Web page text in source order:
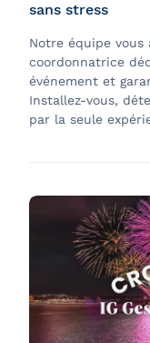
sans stress
Notre équipe vous
coordonnatrice
événement et
Installez-vous,
par la seule